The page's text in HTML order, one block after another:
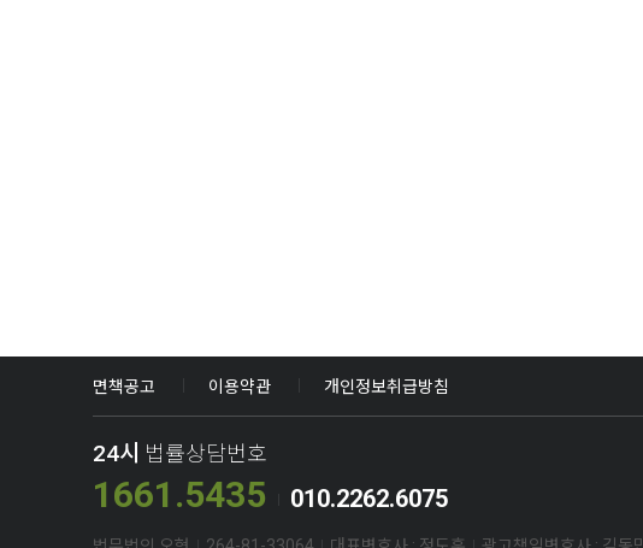
면책공고 이용약관 개인정보취급방침
24시 법률상담번호
1661.5435 010.2262.6075